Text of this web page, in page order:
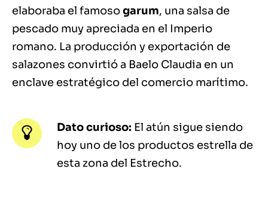
elaboraba el famosogarum, una salsa de
pescado muy apreciada en el Imperio
romano. La producción y exportación de
salazones convirtió a Baelo Claudia en un
enclave estratégico del comercio marítimo.
Dato curioso: El atún sigue siendo
hoy uno de los productos estrella de
esta zona del Estrecho.